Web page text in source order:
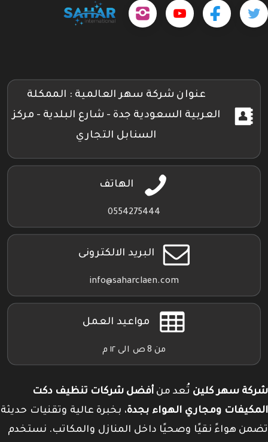
تابعنا تابعنا www.youtube.com/@sahar4046
تابعنا
بلاي
عنوان شركة سهر العالمية : الممكلة
العربية السعودية جدة - شارع البلدية - مركز
السنابل التجاري
الهاتف
0554275444
البريد الالكترونى
info@saharclaen.com
مواعيد العمل
من 8 ص الى ١٢ م
شركة سهر كلين تُعد من أفضل شركات تنظيف دكت
المكيفات ومجاري الهواء بجدة، بخبرة عالية وتقنيات حديثة
تضمن هواءً نقيًا وصحيًا داخل المنازل والمكاتب. نستخدم